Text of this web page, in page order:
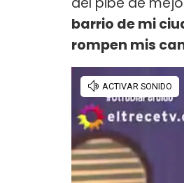
barrio de mi
rompen mis